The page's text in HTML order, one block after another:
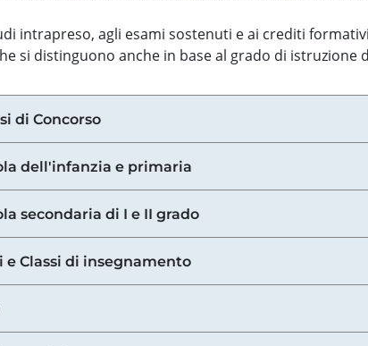
intrapreso, agli esami sostenuti e ai crediti
si distinguono anche in base al grado di istruzione
di Concorso
dell'infanzia e primaria
secondaria di I e II grado
Classi di insegnamento